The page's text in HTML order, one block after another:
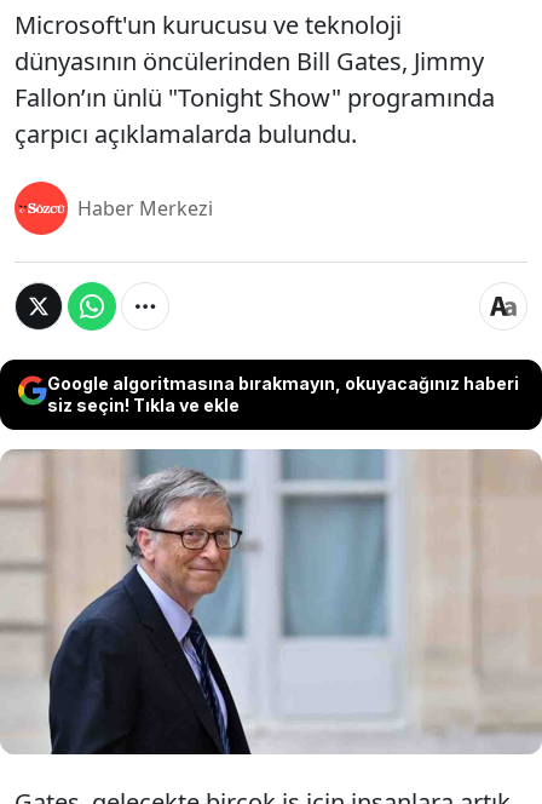
Microsoft'un kurucusu ve teknoloji
dünyasının öncülerinden Bill Gates, Jimmy
Fallon’ın ünlü "Tonight Show" programında
çarpıcı açıklamalarda bulundu.
Haber Merkezi
Google algoritmasına bırakmayın, okuyacağınız haberi
siz seçin! Tıkla ve ekle
Microsoft'un kurucusu ve teknoloji
dünyasının öncülerinden Bill Gates, Jimmy
Fallon’ın ünlü "Tonight Show"
programında çarpıcı açıklamalarda
bulundu.